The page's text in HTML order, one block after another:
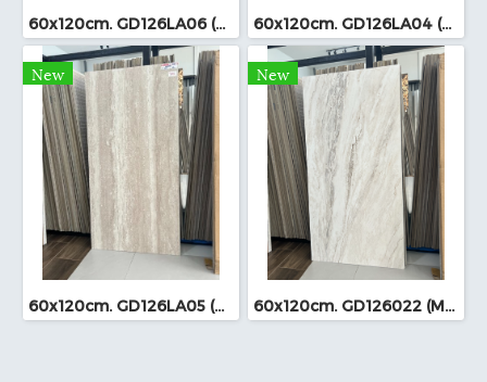
60x120cm. GD126LA06 (MO) 60x120cm. GD126LA04 (MO)
New
60x120cm. GD126LA05 (MO)
New
60x120cm. GD126022 (MO)